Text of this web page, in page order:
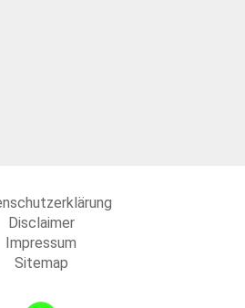
Disclaimer
Impressum
Sitemap